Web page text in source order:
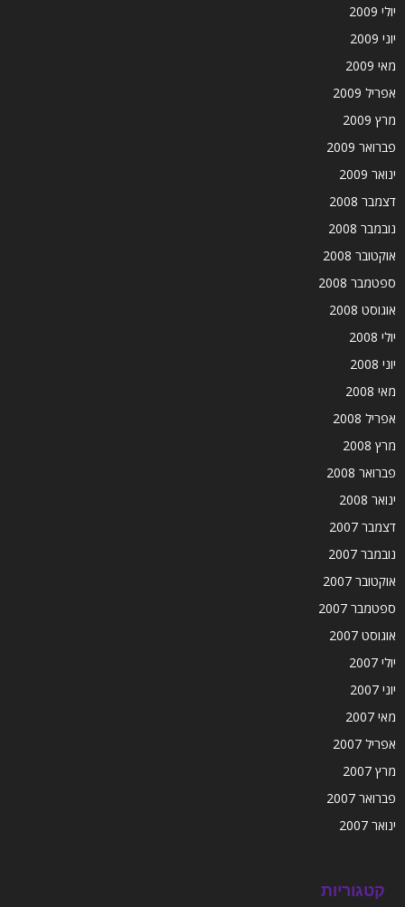
יולי 2009
יוני 2009
מאי 2009
אפריל 2009
מרץ 2009
פברואר 2009
ינואר 2009
דצמבר 2008
נובמבר 2008
אוקטובר 2008
ספטמבר 2008
אוגוסט 2008
יולי 2008
יוני 2008
מאי 2008
אפריל 2008
מרץ 2008
פברואר 2008
ינואר 2008
דצמבר 2007
נובמבר 2007
אוקטובר 2007
ספטמבר 2007
אוגוסט 2007
יולי 2007
יוני 2007
מאי 2007
אפריל 2007
מרץ 2007
פברואר 2007
ינואר 2007
קטגוריות